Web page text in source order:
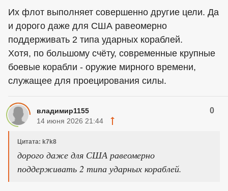
Их флот выполняет совершенно другие цели. Да
и дорого даже для США равеомерно
поддерживать 2 типа ударных кораблей.
Хотя, по большому счёту, современные крупные
боевые корабли - оружие мирного времени,
служащее для проецирования силы.
владимир1155 0
14 июня 2026 21:44
Цитата: k7k8
дорого даже для США равеомерно
поддерживать 2 типа ударных кораблей.